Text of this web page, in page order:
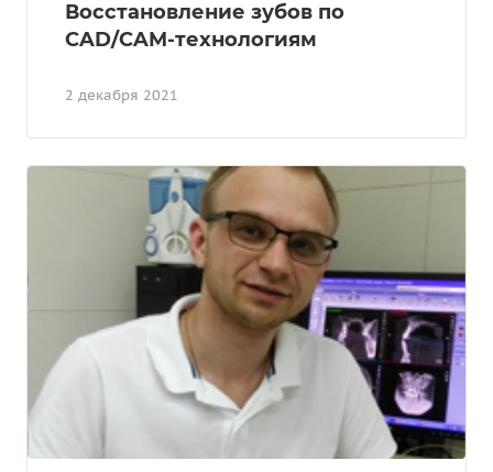
2 декабря 2021
Восстановление зубов по
CAD/CAM-технологиям